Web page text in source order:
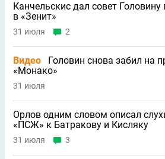
Канчельскис дал совет Головину
в «Зенит»
31 июля 2
Видео
Головин снова забил на
«Монако»
31 июля
Орлов одним словом описал
«ПСЖ» к Батракову и Кисляку
31 июля 3